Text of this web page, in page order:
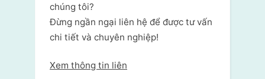
chúng tôi?
Đừng ngần ngại liên hệ để được tư vấn
chi tiết và chuyên nghiệp!
Xem thông tin liên